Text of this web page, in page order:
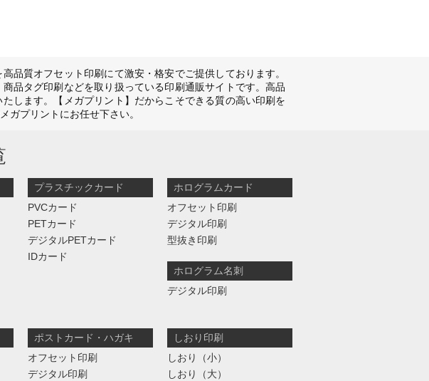
品質オフセット印刷にて激安・格安でご提供しております。
品タグ印刷などを取り扱っている印刷通販サイトです。高品
します。【メガプリント】だからこそできる質の高い印刷を
ガプリントにお任せ下さい。
プラスチックカード
PVCカード
PETカード
デジタルPETカード
IDカード
ホログラムカード
オフセット印刷
デジタル印刷
型抜き印刷
ホログラム名刺
デジタル印刷
ポストカード・ハガキ
オフセット印刷
デジタル印刷
しおり印刷
しおり（小）
しおり（大）